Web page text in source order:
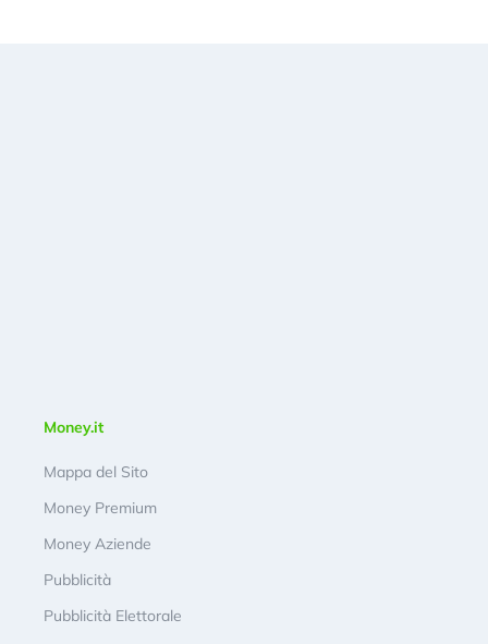
Money.it
Mappa del Sito
Money Premium
Money Aziende
Pubblicità
Pubblicità Elettorale